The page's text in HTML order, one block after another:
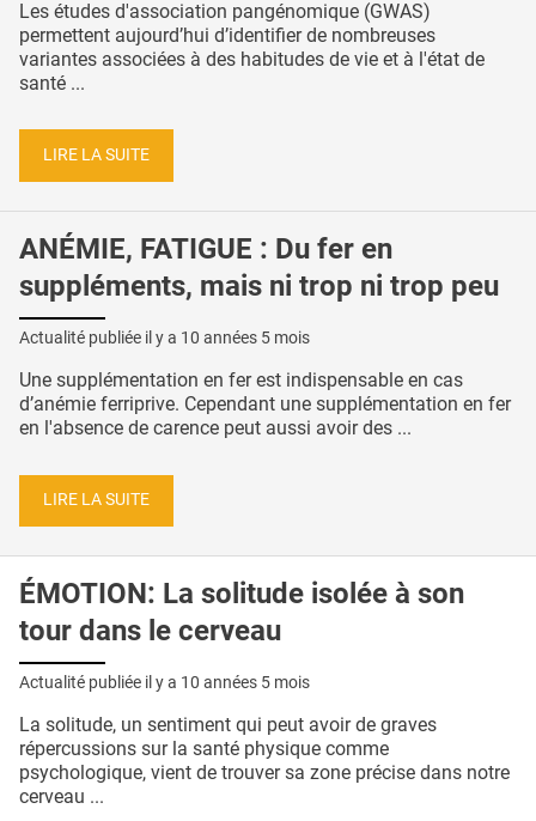
Les études d'association pangénomique (GWAS)
permettent aujourd’hui d’identifier de nombreuses
variantes associées à des habitudes de vie et à l'état de
santé ...
LIRE LA SUITE
ANÉMIE, FATIGUE : Du fer en
suppléments, mais ni trop ni trop peu
Actualité publiée il y a 10 années 5 mois
Une supplémentation en fer est indispensable en cas
d’anémie ferriprive. Cependant une supplémentation en fer
en l'absence de carence peut aussi avoir des ...
LIRE LA SUITE
ÉMOTION: La solitude isolée à son
tour dans le cerveau
Actualité publiée il y a 10 années 5 mois
La solitude, un sentiment qui peut avoir de graves
répercussions sur la santé physique comme
psychologique, vient de trouver sa zone précise dans notre
cerveau ...